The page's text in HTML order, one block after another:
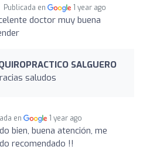
Publicada en 1 year ago
doctor muy buena
SALGUERO
saludos
en 1 year ago
bien, buena atención, me
recomendado !!